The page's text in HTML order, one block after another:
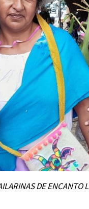
DE ENCANTO